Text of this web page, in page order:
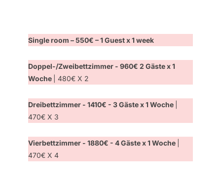
Single room – 550€ – 1 Guest x 1 week
Doppel-/Zweibettzimmer - 960€ 2 Gäste x 1
Woche
| 480€ X 2
Dreibettzimmer - 1410€ - 3 Gäste x 1 Woche
470€ X 3
Vierbettzimmer - 1880€ - 4 Gäste x 1 Woche
470€ X 4